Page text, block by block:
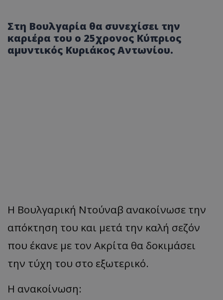
Στη Βουλγαρία θα συνεχίσει την
καριέρα του ο 25χρονος Κύπριος
αμυντικός Κυριάκος Αντωνίου.
Η Βουλγαρική Ντούναβ ανακοίνωσε την
απόκτηση του και μετά την καλή σεζόν
που έκανε με τον Ακρίτα θα δοκιμάσει
την τύχη του στο εξωτερικό.
Η ανακοίνωση: